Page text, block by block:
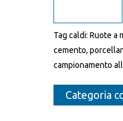
Tag caldi: Ruote a
cemento,
campionamento
Categoria